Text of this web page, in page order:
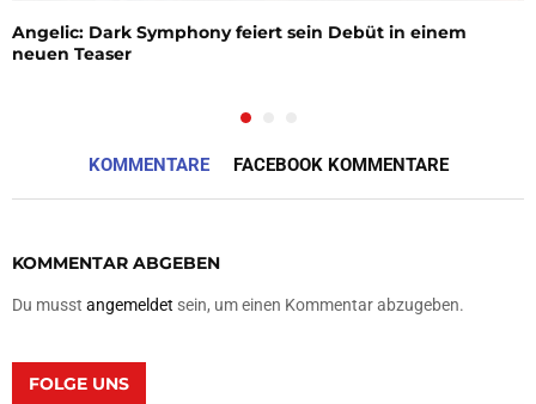
Angelic: Dark Symphony feiert sein Debüt in einem
neuen Teaser
KOMMENTARE FACEBOOK KOMMENTARE
KOMMENTAR ABGEBEN
Du musst angemeldet sein, um einen Kommentar abzugeben.
FOLGE UNS